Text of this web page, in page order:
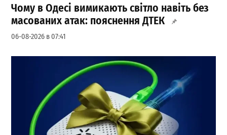
Чому в Одесі вимикають світло навіть без
масованих атак: пояснення ДТЕК
06-08-2026 в 07:41